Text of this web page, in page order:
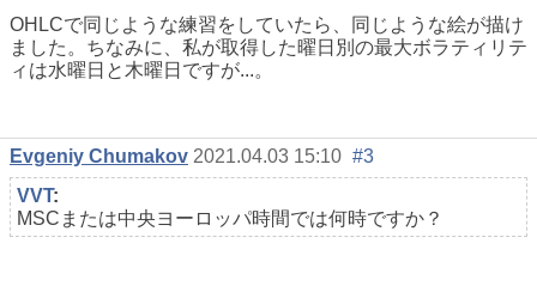
OHLCで同じような練習をしていたら、同じような絵が描け
ました。ちなみに、私が取得した曜日別の最大ボラティリテ
ィは水曜日と木曜日ですが...。
Evgeniy Chumakov 2021.04.03 15:10 #3
VVT:
MSCまたは中央ヨーロッパ時間では何時ですか？